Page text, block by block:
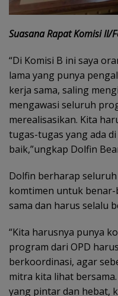
Suasana Rapat Komisi II/
“Di Komisi B ini saya
lama yang punya
kerja sama, saling
mengawasi seluruh
merealisasikan. Kita
tugas-tugas yang ada
baik,”ungkap Dolfin
Dolfin berharap
komtimen untuk
sama dan harus selalu
“Kita harusnya punya
program dari OPD
berkoordinasi, agar
mitra kita lihat
yang pintar dan hebat,